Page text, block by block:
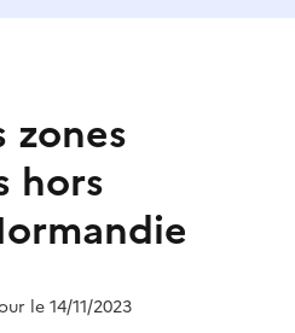
zones
hors
le 14/11/2023